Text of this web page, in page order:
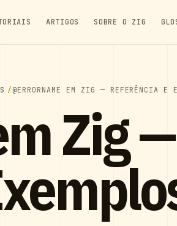
ARTIGOS SOBRE O ZIG
@ERRORNAME EM ZIG — REFERÊNCIA E
Zig —